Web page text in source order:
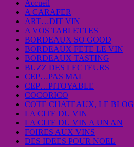
Accueil
A CARAFER
ART…DIT VIN
A VOS TABLETTES
BORDEAUX SO GOOD
BORDEAUX FETE LE VIN
BORDEAUX TASTING
BUZZ DES LECTEURS
CEP…PAS MAL
CEP…PITOYABLE
COCORICO
COTE CHATEAUX, LE BLOG
LA CITE DU VIN
LA CITE DU VIN A UN AN
FOIRES AUX VINS
DES IDEES POUR NOEL